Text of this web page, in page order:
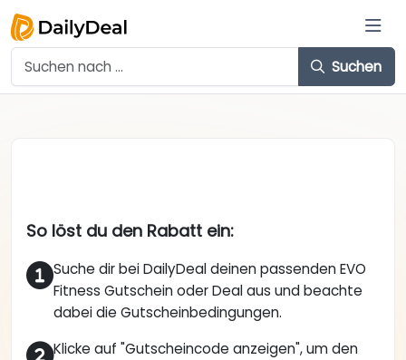
Suchen
So löst du den Rabatt ein:
Suche dir bei DailyDeal deinen passenden EVO
Fitness Gutschein oder Deal aus und beachte
dabei die Gutscheinbedingungen.
Klicke auf "Gutscheincode anzeigen", um den